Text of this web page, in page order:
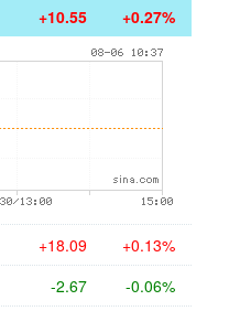
+10.55 +0.27%
+18.09 +0.13%
-2.67 -0.06%